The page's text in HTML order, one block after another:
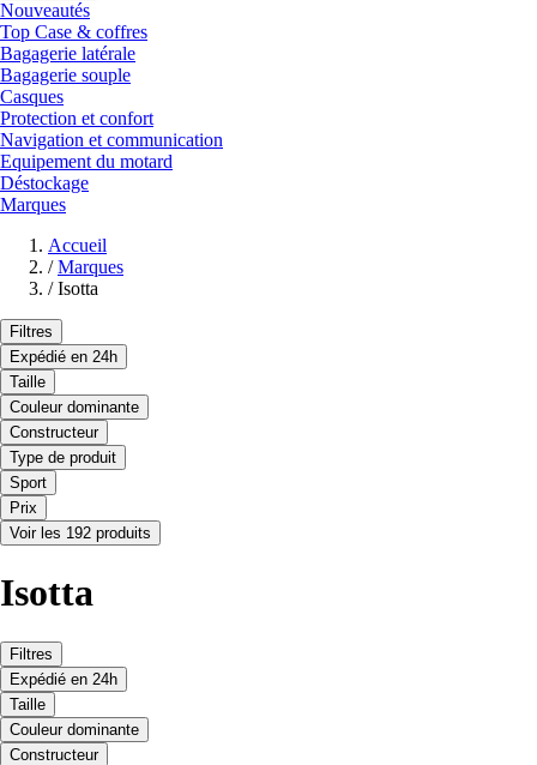
Nouveautés
Top Case & coffres
Bagagerie latérale
Bagagerie souple
Casques
Protection et confort
Navigation et communication
Equipement du motard
Déstockage
Marques
Accueil
/ Marques
/ Isotta
Filtres
Expédié en 24h
Taille
Couleur dominante
Constructeur
Type de produit
Sport
Prix
Voir les 192 produits
Isotta
Filtres
Expédié en 24h
Taille
Couleur dominante
Constructeur